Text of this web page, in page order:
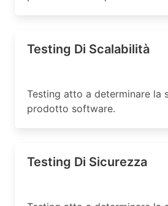
Testing Di Scalabilità
Testing atto a determinare la
prodotto software.
Testing Di Sicurezza